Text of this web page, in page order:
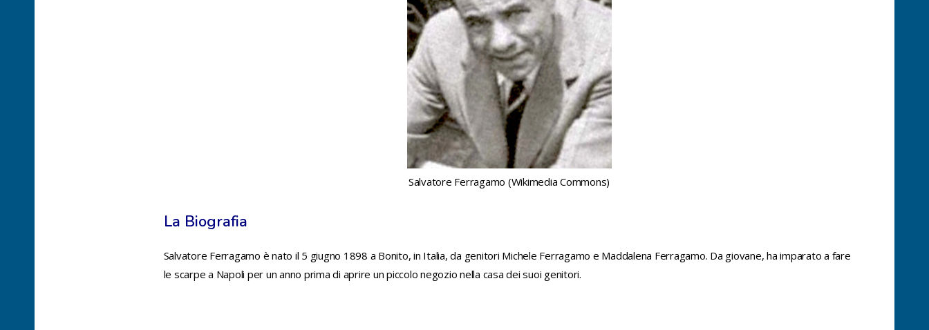
Salvatore Ferragamo (Wikimedia Commons)
La Biografia
Salvatore Ferragamo è nato il 5 giugno 1898 a Bonito, in Italia, da genitori Michele Ferragamo e Maddalena Ferragamo. Da giovane, ha imparato a fare
le scarpe a Napoli per un anno prima di aprire un piccolo negozio nella casa dei suoi genitori.